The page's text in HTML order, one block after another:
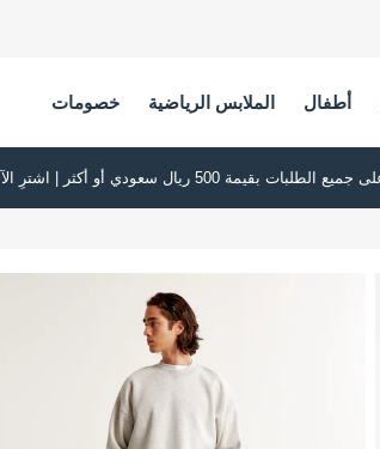
أطفال الملابس الرياضية خصومات